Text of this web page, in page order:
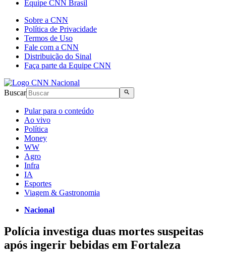
Equipe CNN Brasil
Sobre a CNN
Política de Privacidade
Termos de Uso
Fale com a CNN
Distribuição do Sinal
Faça parte da Equipe CNN
Buscar
Pular para o conteúdo
Ao vivo
Política
Money
WW
Agro
Infra
IA
Esportes
Viagem & Gastronomia
Nacional
Polícia investiga duas mortes suspeitas
após ingerir bebidas em Fortaleza